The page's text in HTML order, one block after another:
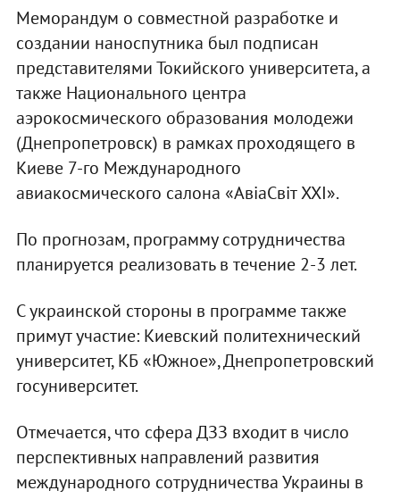
Меморандум о совместной разработке и
создании наноспутника был подписан
представителями Токийского университета, а
также Национального центра
аэрокосмического образования молодежи
(Днепропетровск) в рамках проходящего в
Киеве 7-го Международного
авиакосмического салона «АвіаСвіт XXI».
По прогнозам, программу сотрудничества
планируется реализовать в течение 2-3 лет.
С украинской стороны в программе также
примут участие: Киевский политехнический
университет, КБ «Южное», Днепропетровский
госуниверситет.
Отмечается, что сфера ДЗЗ входит в число
перспективных направлений развития
международного сотрудничества Украины в